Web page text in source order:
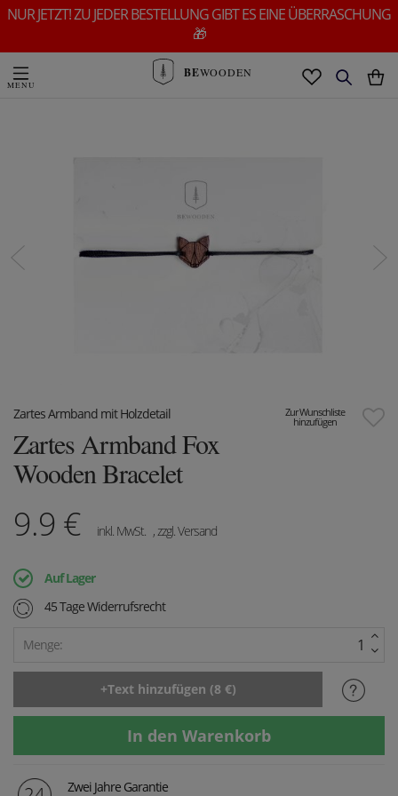
NUR JETZT! ZU JEDER BESTELLUNG GIBT ES EINE ÜBERRASCHUNG
🎁
BEWOODEN
Zur Wunschliste
hinzufügen
Zartes Armband mit Holzdetail
Zartes Armband Fox
Wooden Bracelet
9.9 € inkl. MwSt. , zzgl. Versand
Auf Lager
45 Tage Widerrufsrecht
Menge:
Zwei Jahre Garantie